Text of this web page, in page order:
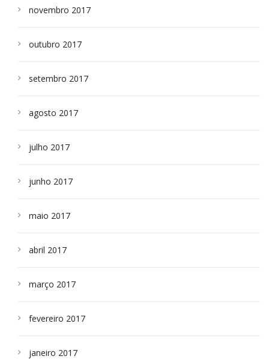
novembro 2017
outubro 2017
setembro 2017
agosto 2017
julho 2017
junho 2017
maio 2017
abril 2017
março 2017
fevereiro 2017
janeiro 2017